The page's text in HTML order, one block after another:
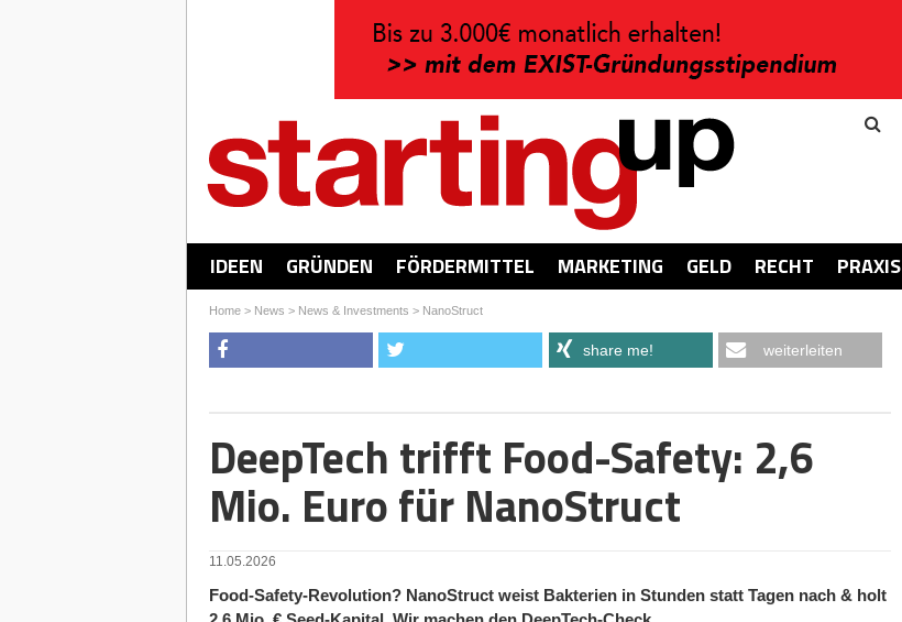
IDEEN GRÜNDEN FÖRDERMITTEL MARKETING GELD RECHT PRAXIS
Home> News > News & Investments > NanoStruct
share me! weiterleiten
DeepTech trifft Food-Safety: 2,6
Mio. Euro für NanoStruct
11.05.2026
Food-Safety-Revolution? NanoStruct weist Bakterien in Stunden statt Tagen nach & holt